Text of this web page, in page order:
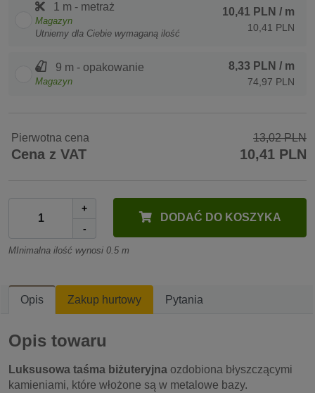
1 m - metraż
Magazyn
Utniemy dla Ciebie wymaganą ilość
10,41 PLN / m
10,41 PLN
9 m - opakowanie
Magazyn
8,33 PLN / m
74,97 PLN
Pierwotna cena 13,02 PLN
Cena z VAT 10,41 PLN
+
-
DODAĆ DO KOSZYKA
MInimalna ilość wynosi 0.5 m
Opis Zakup hurtowy Pytania
Opis towaru
Luksusowa taśma biżuteryjna ozdobiona błyszczącymi
kamieniami, które włożone są w metalowe bazy.